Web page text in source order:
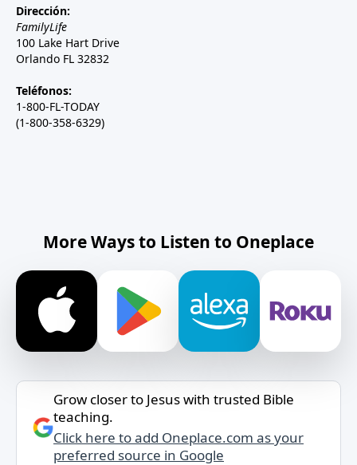
Dirección:
FamilyLife
100 Lake Hart Drive
Orlando FL 32832
Teléfonos:
1-800-FL-TODAY
(1-800-358-6329)
More Ways to Listen to Oneplace
Grow closer to Jesus with trusted Bible
teaching.
Click here to add Oneplace.com as your
preferred source in Google